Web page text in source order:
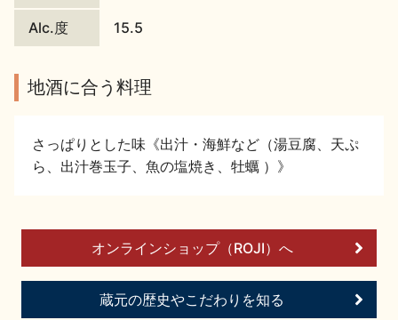
季節の商品 イベント情報
Alc.度 15.5
地酒に合う料理
さっぱりとした味《出汁・海鮮など（湯豆腐、天ぷ
ら、出汁巻玉子、魚の塩焼き、牡蠣 ）》
オンラインショップ（ROJI）へ
蔵元の歴史やこだわりを知る